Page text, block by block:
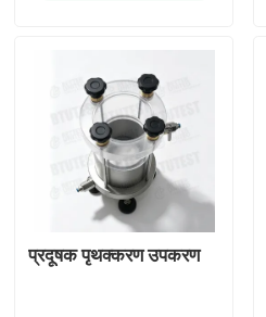
हमारे बारे में
फैक्टरी यात्रा
प्रदूषक पृथक्करण उपकरण